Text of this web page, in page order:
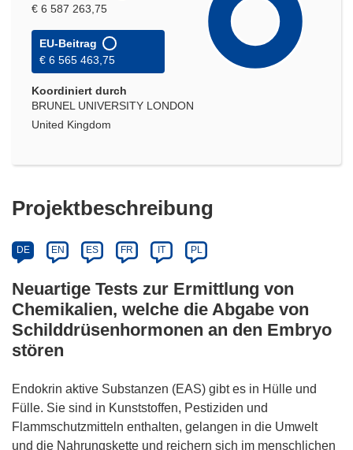
€ 6 587 263,75
EU-Beitrag
€ 6 565 463,75
Koordiniert durch
BRUNEL UNIVERSITY LONDON
United Kingdom
Projektbeschreibung
DE EN ES FR IT PL
Neuartige Tests zur Ermittlung von
Chemikalien, welche die Abgabe von
Schilddrüsenhormonen an den Embryo
stören
Endokrin aktive Substanzen (EAS) gibt es in Hülle und
Fülle. Sie sind in Kunststoffen, Pestiziden und
Flammschutzmitteln enthalten, gelangen in die Umwelt
und die Nahrungskette und reichern sich im menschlichen